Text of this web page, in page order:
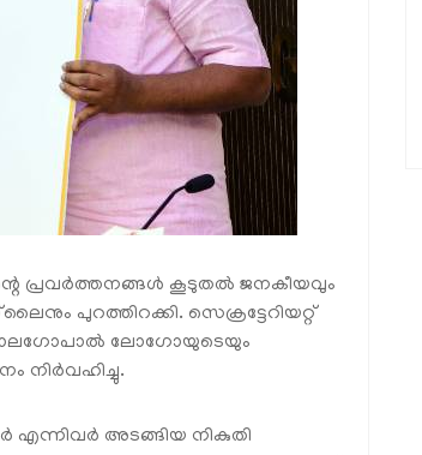
പ്രവർത്തനങ്ങൾ കൂടുതൽ ജനകീയവും
പുറത്തിറക്കി. സെക്രട്ടേറിയറ്റ്
ലോഗോയുടെയും
നിർവഹിച്ചു.
എന്നിവർ അടങ്ങിയ നികുതി